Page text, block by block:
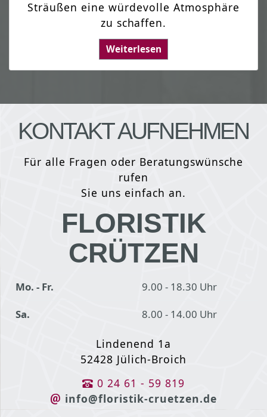
Sträußen eine würdevolle Atmosphäre
zu schaffen.
Weiterlesen
KONTAKT AUFNEHMEN
Für alle Fragen oder Beratungswünsche
rufen
Sie uns einfach an.
FLORISTIK
CRÜTZEN
Mo. - Fr.
9.00 - 18.30 Uhr
Sa.
8.00 - 14.00 Uhr
Lindenend 1a
52428 Jülich-Broich
0 24 61 - 59 819
info@floristik-cruetzen.de